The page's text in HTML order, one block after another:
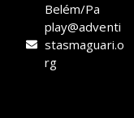
Belém/Pa
play@adventi
stasmaguari.o
rg